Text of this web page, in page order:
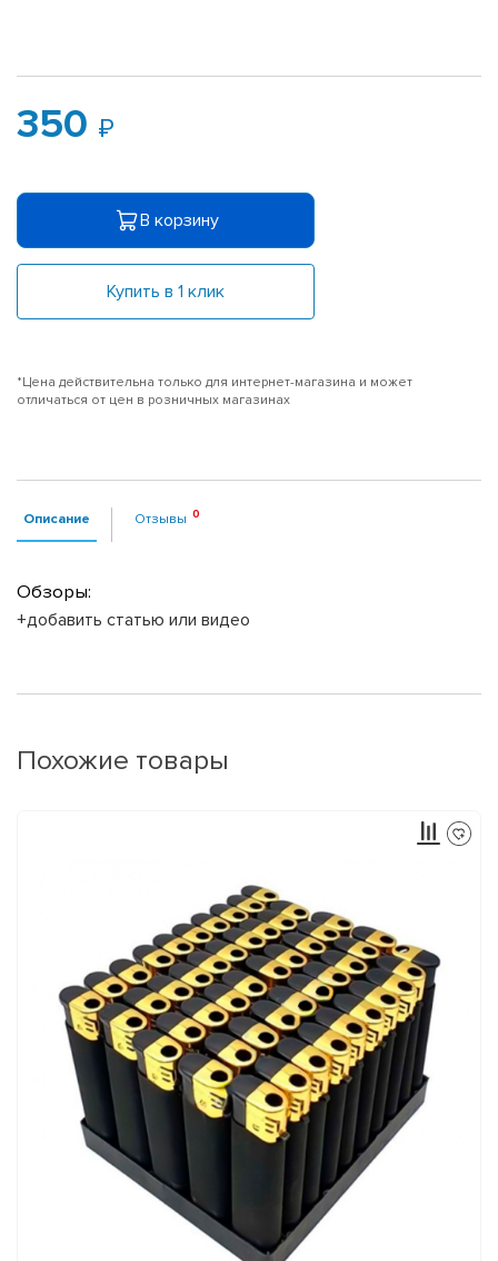
350
В корзину
Купить в 1 клик
*Цена действительна только для интернет-магазина и может
отличаться от цен в розничных магазинах
Описание Отзывы
Обзоры:
+добавить статью или видео
Похожие товары